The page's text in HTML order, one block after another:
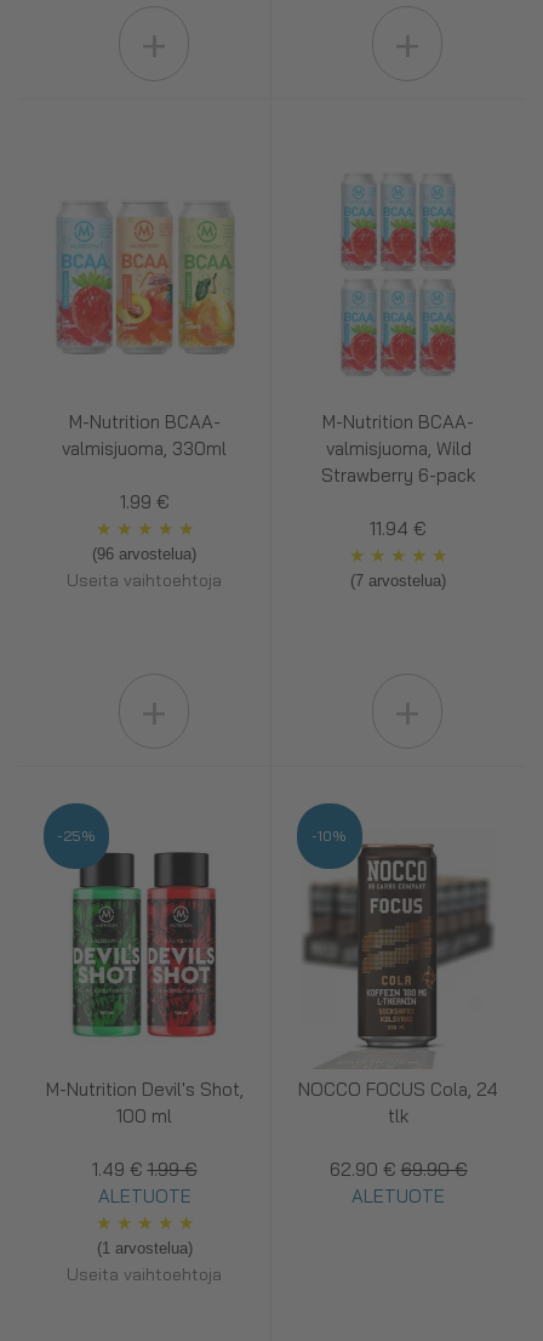
M-Nutrition BCAA-
valmisjuoma, 330ml
1.99 €
★ ★ ★ ★ ★
(96 arvostelua)
Useita vaihtoehtoja
M-Nutrition BCAA-
valmisjuoma, Wild
Strawberry 6-pack
11.94 €
★ ★ ★ ★ ★
(7 arvostelua)
M-Nutrition Devil's Shot,
100 ml
1.49 € 1.99 €
ALETUOTE
★ ★ ★ ★ ★
(1 arvostelua)
Useita vaihtoehtoja
-25%
NOCCO FOCUS Cola, 24
tlk
62.90 € 69.90 €
ALETUOTE
-10%